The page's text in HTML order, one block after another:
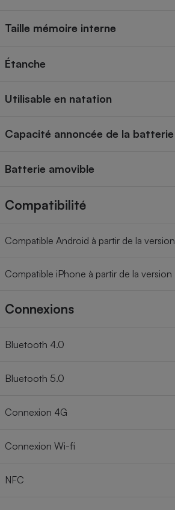
Taille mémoire interne
Étanche
Utilisable en natation
Capacité annoncée de la batterie
Batterie amovible
Compatibilité
Compatible Android à partir de la version
Compatible iPhone à partir de la version
Connexions
Bluetooth 4.0
Bluetooth 5.0
Connexion 4G
Connexion Wi-fi
NFC